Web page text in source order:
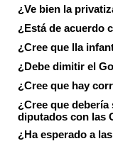
¿Ve bien la
¿Está de acuerdo
¿Cree que lla
¿Debe dimitir el
¿Cree que hay
¿Cree que
diputados con las
¿Ha esperado a